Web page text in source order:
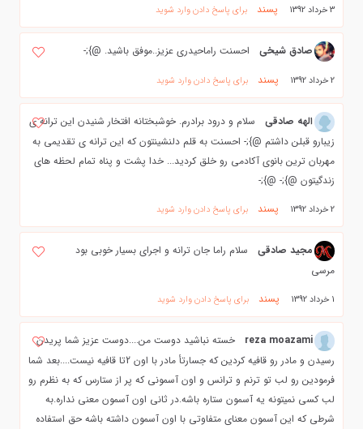
3 خرداد 1392 پسند برای پاسخ دادن وارد شوید
صادق شيخي احسنت راماحيدري عزيز..موفق باشيد. @};-
2 خرداد 1392 پسند برای پاسخ دادن وارد شوید
الهه صادقي
سلام و درود برادرم. خوشبختانه افتخار شنيدن اين ترانه ي
زيبارو قبلن داشتم @};- احسنت به قلم دلنشينتون كه اين ترانه ي تقديمي به
مهربان ترين بانوي آكادمي رو خلق كرديد... خدا پشت و پناه تمام لحظه هاي
زندگيتون @};- @};-
2 خرداد 1392 پسند برای پاسخ دادن وارد شوید
مجید صادقی
سلام راما جان ترانه و اجراي بسيار خوبي بود
مرسي
1 خرداد 1392 پسند برای پاسخ دادن وارد شوید
reza moazami
خسته نباشید دوست من....دوست عزیز شما پریدن
رسیدن و مادر رو قافیه کردین که جسارتأ مادر با اون 2تا قافیه نیست....بعد شما
فرمودین رو لب تو ترنم و ترانس و اون آسمونی که پر از ستارس که به نظرم رو
لب کسی نمیتونه یه آسمون ستاره باشه.در ثانی اون آسمون معنی نداره.به
شرطی که این آسمون معنای متفاوتی با اون آسمون داشته باشه حق استفاده